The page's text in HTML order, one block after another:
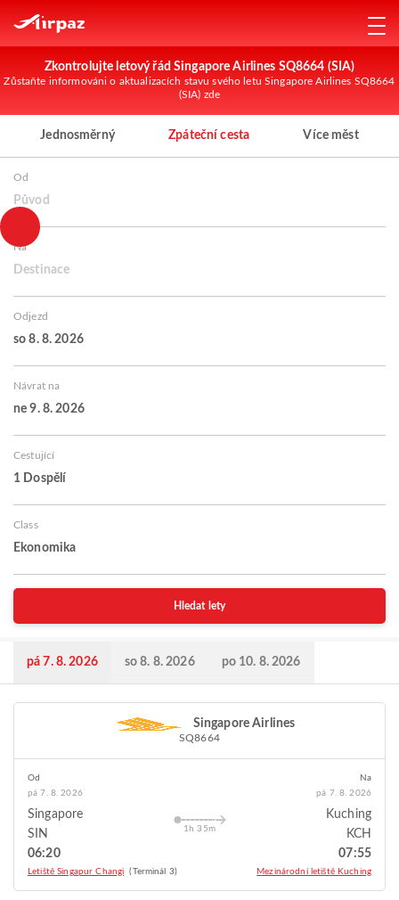
Zkontrolujte letový řád Singapore Airlines SQ8664 (SIA)
Zůstaňte informováni o aktualizacích stavu svého letu Singapore Airlines SQ8664
(SIA) zde
Jednosměrný Zpáteční cesta Více měst
Od
Původ
Na
Destinace
Odjezd
so 8. 8. 2026
Návrat na
ne 9. 8. 2026
Cestující
1 Dospělí
Class
Ekonomika
Hledat lety
pá 7. 8. 2026 so 8. 8. 2026 po 10. 8. 2026
Singapore Airlines
SQ8664
Od
pá 7. 8. 2026
Singapore
SIN
06:20
Letiště Singapur Changi (Terminál 3)
1h 35m
Na
pá 7. 8. 2026
Kuching
KCH
07:55
Mezinárodní letiště Kuching